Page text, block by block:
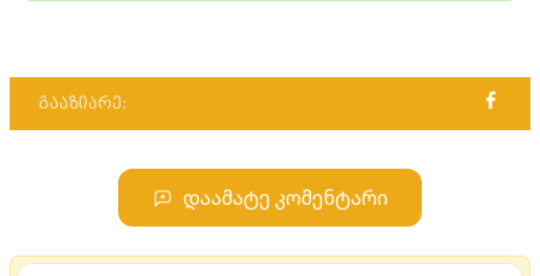
გააზიარე:
დაამატე კომენტარი